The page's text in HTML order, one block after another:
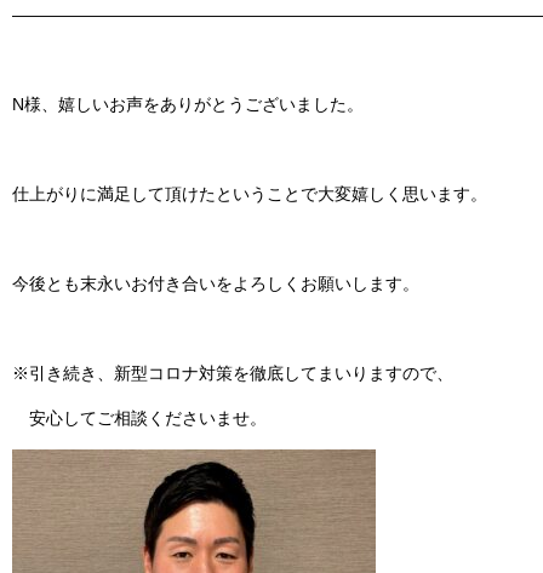
N様、嬉しいお声をありがとうございました。
仕上がりに満足して頂けたということで大変嬉しく思います。
今後とも末永いお付き合いをよろしくお願いします。
※引き続き、新型コロナ対策を徹底してまいりますので、
安心してご相談くださいませ。